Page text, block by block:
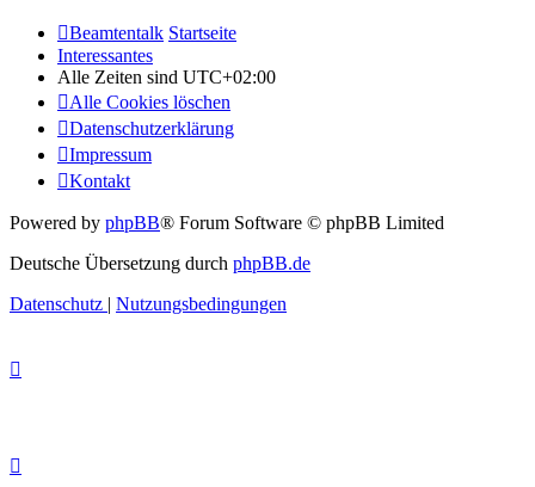
Beamtentalk Startseite
Interessantes
Alle Zeiten sind UTC+02:00
Alle Cookies löschen
Datenschutzerklärung
Impressum
Kontakt
Powered by phpBB® Forum Software © phpBB Limited
Deutsche Übersetzung durch phpBB.de
Datenschutz | Nutzungsbedingungen